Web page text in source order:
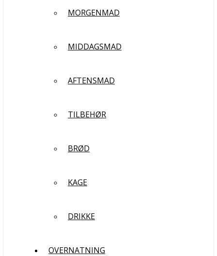
MORGENMAD
MIDDAGSMAD
AFTENSMAD
TILBEHØR
BRØD
KAGE
DRIKKE
OVERNATNING